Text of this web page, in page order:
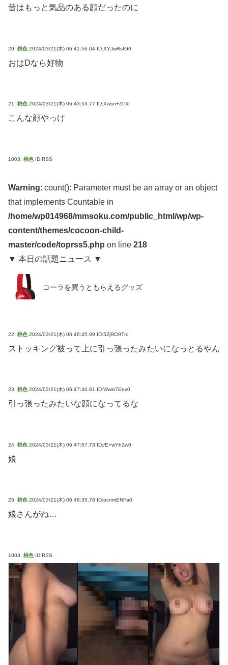
昔はもっと気品のある顔だったのに
20: 桃色 2024/03/21(木) 06:41:56.04 ID:XYJwRsIG0
おはDなら好物
21: 桃色 2024/03/21(木) 06:43:53.77 ID:Xwsn+ZPi0
こんな顔やっけ
1003: 桃色 ID:RSS
Warning: count(): Parameter must be an array or an object
that implements Countable in
/home/wp014968/mmsoku.com/public_html/wp/wp-
content/themes/cocoon-child-
master/code/toprss5.php on line 218
▼ 本日の話題ニュース ▼
コーラを買うともらえるグッズ
22: 桃色 2024/03/21(木) 06:46:45.99 ID:5ZjRO9Trd
ストッキング被って上に引っ張ったみたいになっとるやん
23: 桃色 2024/03/21(木) 06:47:40.61 ID:Wwls7Eex0
引っ張ったみたいな顔になってるな
24: 桃色 2024/03/21(木) 06:47:57.73 ID:/E+wYhZw0
娘
25: 桃色 2024/03/21(木) 06:48:35.78 ID:ocnmENFa0
娘さんがね…
1003: 桃色 ID:RSS